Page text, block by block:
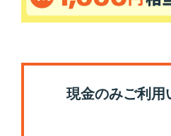
現金のみご利用